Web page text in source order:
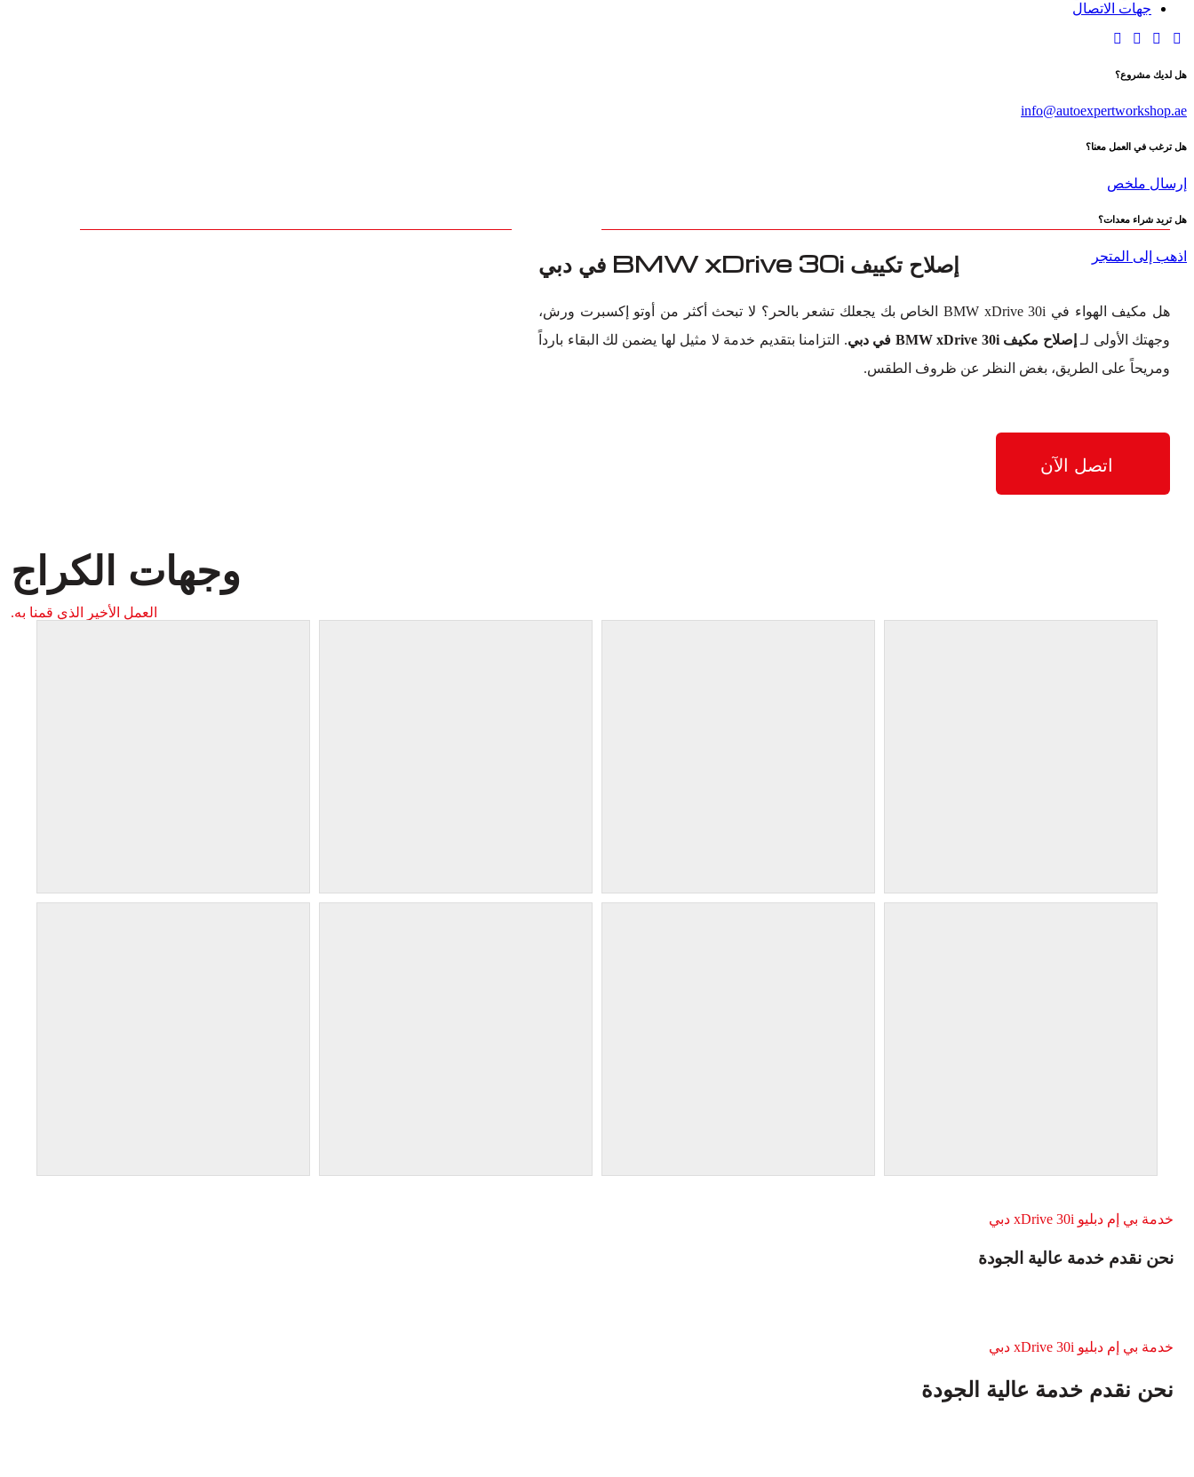
جهات الاتصال
هل لديك مشروع؟
info@autoexpertworkshop.ae
هل ترغب في العمل معنا؟
إرسال ملخص
هل تريد شراء معدات؟
اذهب إلى المتجر إصلاح تكييف BMW xDrive 30i في دبي
هل مكيف الهواء في BMW xDrive 30i الخاص بك يجعلك تشعر بالحر؟ لا تبحث أكثر من أوتو إكسبرت ورش،
وجهتك الأولى لـ إصلاح مكيف BMW xDrive 30i في دبي
. التزامنا بتقديم خدمة لا مثيل لها يضمن لك البقاء بارداً
ومريحاً على الطريق، بغض النظر عن ظروف الطقس.
اتصل الآن
وجهات الكراج
العمل الأخير الذي قمنا به.
خدمة بي إم دبليو xDrive 30i دبي
نحن نقدم خدمة عالية الجودة
خدمة بي إم دبليو xDrive 30i دبي
نحن نقدم خدمة عالية الجودة